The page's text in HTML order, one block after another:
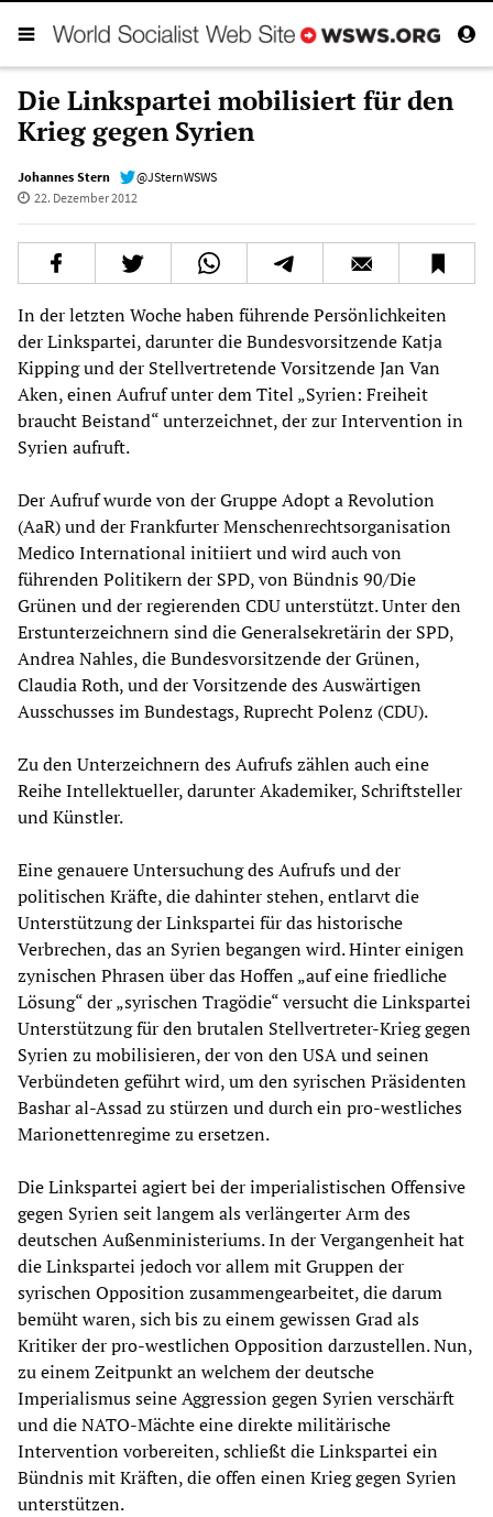
Die Linkspartei mobilisiert für den
Krieg gegen Syrien
Johannes Stern
@JSternWSWS
22. Dezember 2012
In der letzten Woche haben führende Persönlichkeiten
der Linkspartei, darunter die Bundesvorsitzende Katja
Kipping und der Stellvertretende Vorsitzende Jan Van
Aken, einen Aufruf unter dem Titel „Syrien: Freiheit
braucht Beistand“ unterzeichnet, der zur Intervention in
Syrien aufruft.
Der Aufruf wurde von der Gruppe Adopt a Revolution
(AaR) und der Frankfurter Menschenrechtsorganisation
Medico International initiiert und wird auch von
führenden Politikern der SPD, von Bündnis 90/Die
Grünen und der regierenden CDU unterstützt. Unter den
Erstunterzeichnern sind die Generalsekretärin der SPD,
Andrea Nahles, die Bundesvorsitzende der Grünen,
Claudia Roth, und der Vorsitzende des Auswärtigen
Ausschusses im Bundestags, Ruprecht Polenz (CDU).
Zu den Unterzeichnern des Aufrufs zählen auch eine
Reihe Intellektueller, darunter Akademiker, Schriftsteller
und Künstler.
Eine genauere Untersuchung des Aufrufs und der
politischen Kräfte, die dahinter stehen, entlarvt die
Unterstützung der Linkspartei für das historische
Verbrechen, das an Syrien begangen wird. Hinter einigen
zynischen Phrasen über das Hoffen „auf eine friedliche
Lösung“ der „syrischen Tragödie“ versucht die Linkspartei
Unterstützung für den brutalen Stellvertreter-Krieg gegen
Syrien zu mobilisieren, der von den USA und seinen
Verbündeten geführt wird, um den syrischen Präsidenten
Bashar al-Assad zu stürzen und durch ein pro-westliches
Marionettenregime zu ersetzen.
Die Linkspartei agiert bei der imperialistischen Offensive
gegen Syrien seit langem als verlängerter Arm des
deutschen Außenministeriums. In der Vergangenheit hat
die Linkspartei jedoch vor allem mit Gruppen der
syrischen Opposition zusammengearbeitet, die darum
bemüht waren, sich bis zu einem gewissen Grad als
Kritiker der pro-westlichen Opposition darzustellen. Nun,
zu einem Zeitpunkt an welchem der deutsche
Imperialismus seine Aggression gegen Syrien verschärft
und die NATO-Mächte eine direkte militärische
Intervention vorbereiten, schließt die Linkspartei ein
Bündnis mit Kräften, die offen einen Krieg gegen Syrien
unterstützen.